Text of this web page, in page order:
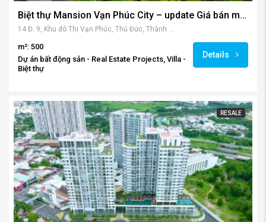
Biệt thự Mansion Vạn Phúc City – update Giá bán mới nhất 2023
m²: 500
Dự án bất động sản - Real Estate Projects, Villa -
Biệt thự
Details
RESALE